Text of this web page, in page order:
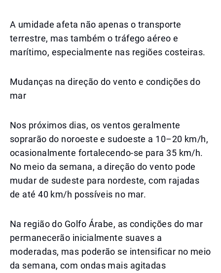
A umidade afeta não apenas o transporte
terrestre, mas também o tráfego aéreo e
marítimo, especialmente nas regiões costeiras.
Mudanças na direção do vento e condições do
mar
Nos próximos dias, os ventos geralmente
soprarão do noroeste e sudoeste a 10–20 km/h,
ocasionalmente fortalecendo-se para 35 km/h.
No meio da semana, a direção do vento pode
mudar de sudeste para nordeste, com rajadas
de até 40 km/h possíveis no mar.
Na região do Golfo Árabe, as condições do mar
permanecerão inicialmente suaves a
moderadas, mas poderão se intensificar no meio
da semana, com ondas mais agitadas